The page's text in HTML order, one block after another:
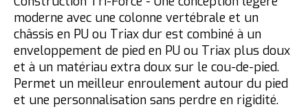
moderne avec une colonne vertébrale et un
châssis en PU ou Triax dur est combiné à un
enveloppement de pied en PU ou Triax plus doux
et à un matériau extra doux sur le cou-de-pied.
Permet un meilleur enroulement autour du pied
et une personnalisation sans perdre en rigidité.